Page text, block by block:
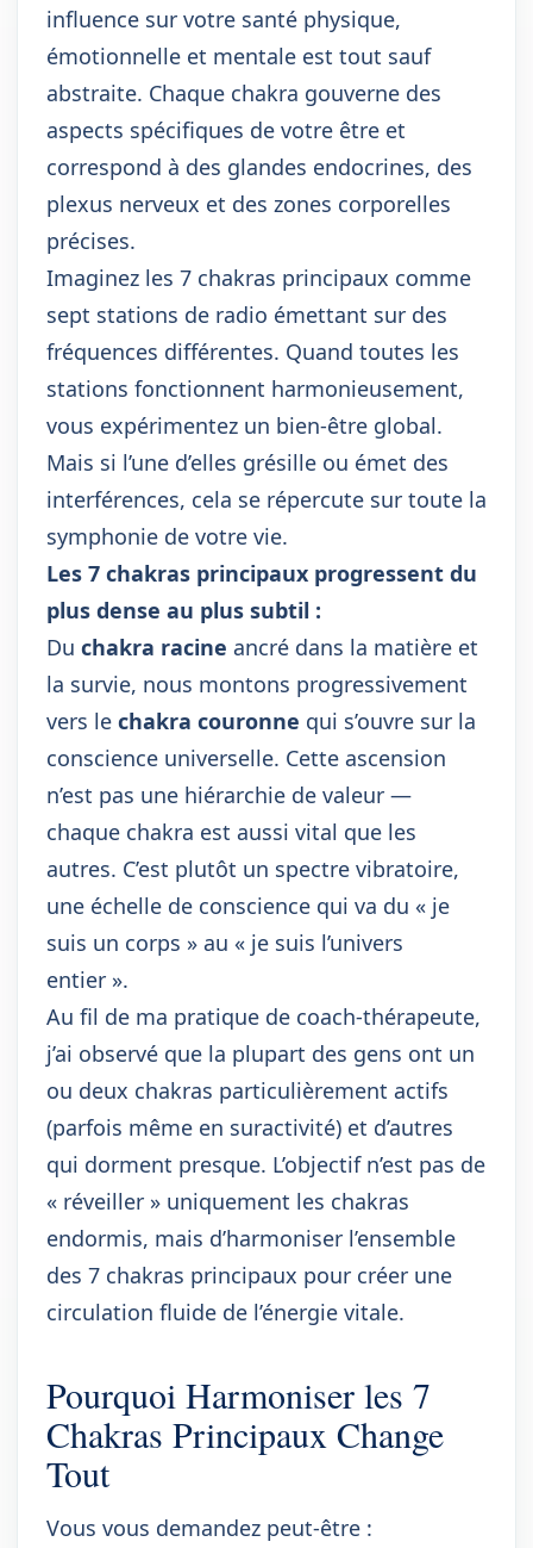
influence sur votre santé physique,
émotionnelle et mentale est tout sauf
abstraite. Chaque chakra gouverne des
aspects spécifiques de votre être et
correspond à des glandes endocrines, des
plexus nerveux et des zones corporelles
précises.
Imaginez les 7 chakras principaux comme
sept stations de radio émettant sur des
fréquences différentes. Quand toutes les
stations fonctionnent harmonieusement,
vous expérimentez un bien-être global.
Mais si l’une d’elles grésille ou émet des
interférences, cela se répercute sur toute la
symphonie de votre vie.
Les 7 chakras principaux progressent du
plus dense au plus subtil :
Du chakra racine ancré dans la matière et
la survie, nous montons progressivement
vers le chakra couronne qui s’ouvre sur la
conscience universelle. Cette ascension
n’est pas une hiérarchie de valeur —
chaque chakra est aussi vital que les
autres. C’est plutôt un spectre vibratoire,
une échelle de conscience qui va du « je
suis un corps » au « je suis l’univers
entier ».
Au fil de ma pratique de coach-thérapeute,
j’ai observé que la plupart des gens ont un
ou deux chakras particulièrement actifs
(parfois même en suractivité) et d’autres
qui dorment presque. L’objectif n’est pas de
« réveiller » uniquement les chakras
endormis, mais d’harmoniser l’ensemble
des 7 chakras principaux pour créer une
circulation fluide de l’énergie vitale.
Pourquoi Harmoniser les 7
Chakras Principaux Change
Tout
Vous vous demandez peut-être :